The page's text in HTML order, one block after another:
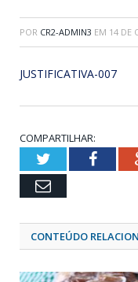
POR CR2-ADMIN3 EM 14 DE
JUSTIFICATIVA-007
COMPARTILHAR:
Twitter
Email
CONTEÚDO